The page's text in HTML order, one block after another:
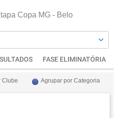
Copa MG - Belo
FASE ELIMINATÓRIA
Clube Agrupar por Categoria